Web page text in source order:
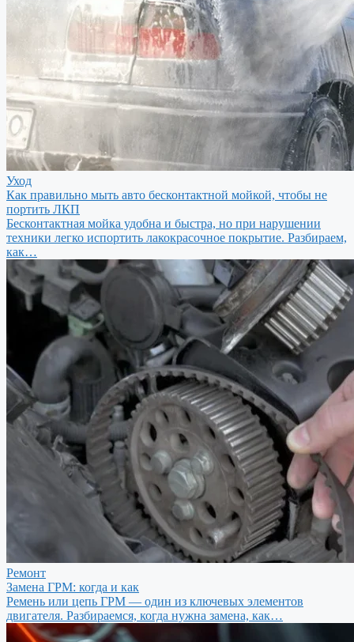
Уход
Как правильно мыть авто бесконтактной мойкой, чтобы не
портить ЛКП
Бесконтактная мойка удобна и быстра, но при нарушении
техники легко испортить лакокрасочное покрытие. Разбираем,
как…
Ремонт
Замена ГРМ: когда и как
Ремень или цепь ГРМ — один из ключевых элементов
двигателя. Разбираемся, когда нужна замена, как…